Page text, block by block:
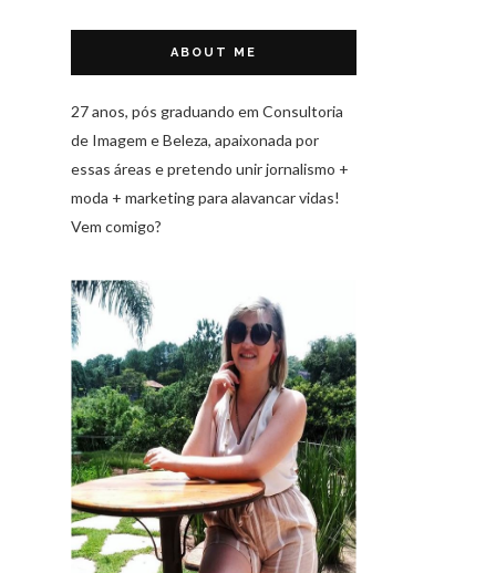
ABOUT ME
27 anos, pós graduando em Consultoria
de Imagem e Beleza, apaixonada por
essas áreas e pretendo unir jornalismo +
moda + marketing para alavancar vidas!
Vem comigo?